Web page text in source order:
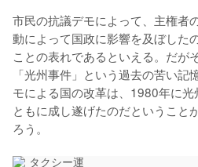
市民の抗議デモによって、主権者
動によって国政に影響を及ぼした
ことの表れであるといえる。だが
「光州事件」という過去の苦い
モによる国の改革は、1980年に
ともに成し遂げたのだということ